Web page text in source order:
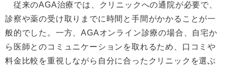
従来のAGA治療では、クリニックへの通院が必要で、
診察や薬の受け取りまでに時間と手間がかかることが一
般的でした。一方、AGAオンライン診療の場合、自宅か
ら医師とのコミュニケーションを取れるため、口コミや
料金比較を重視しながら自分に合ったクリニックを選ぶ